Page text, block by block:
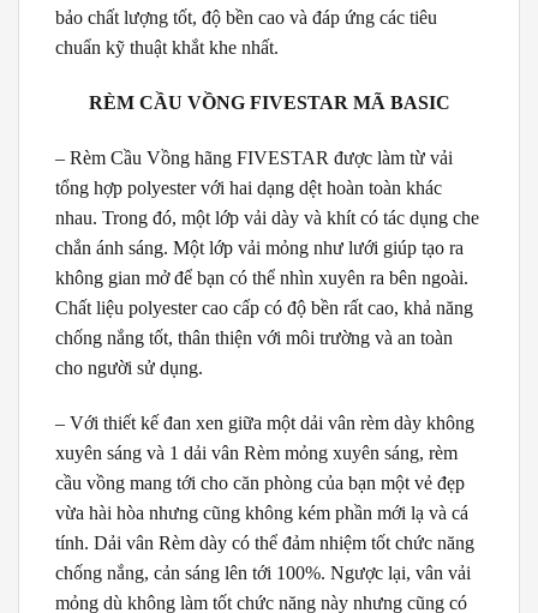
bảo chất lượng tốt, độ bền cao và đáp ứng các tiêu
chuẩn kỹ thuật khắt khe nhất.
RÈM CẦU VỒNG FIVESTAR MÃ BASIC
– Rèm Cầu Vồng hãng FIVESTAR được làm từ vải
tổng hợp polyester với hai dạng dệt hoàn toàn khác
nhau. Trong đó, một lớp vải dày và khít có tác dụng che
chắn ánh sáng. Một lớp vải mỏng như lưới giúp tạo ra
không gian mở để bạn có thể nhìn xuyên ra bên ngoài.
Chất liệu polyester cao cấp có độ bền rất cao, khả năng
chống nắng tốt, thân thiện với môi trường và an toàn
cho người sử dụng.
– Với thiết kế đan xen giữa một dải vân rèm dày không
xuyên sáng và 1 dải vân Rèm mỏng xuyên sáng, rèm
cầu vồng mang tới cho căn phòng của bạn một vẻ đẹp
vừa hài hòa nhưng cũng không kém phần mới lạ và cá
tính. Dải vân Rèm dày có thể đảm nhiệm tốt chức năng
chống nắng, cản sáng lên tới 100%. Ngược lại, vân vải
mỏng dù không làm tốt chức năng này nhưng cũng có